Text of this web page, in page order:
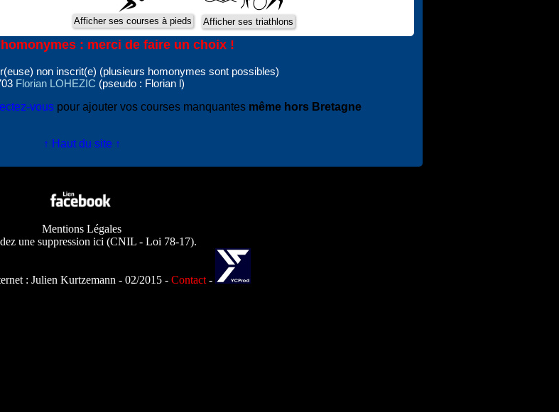
: merci de faire un choix !
non inscrit(e) (plusieurs homonymes sont possibles)
Florian LOHEZIC (pseudo : Florian l)
vous pour ajouter vos courses manquantes même hors Bretagne
↑ Haut du site ↑
Mentions Légales
une suppression ici (CNIL - Loi 78-17).
: Julien Kurtzemann - 02/2015 - Contact-